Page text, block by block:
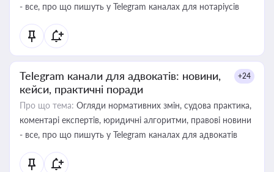
- все, про що пишуть у Telegram каналах для нотаріусів
Telegram канали для адвокатів: новини,
кейси, практичні поради
+24
Про що тема: Огляди нормативних змін, судова практика,
коментарі експертів, юридичні алгоритми, правові новини
- все, про що пишуть у Telegram каналах для адвокатів